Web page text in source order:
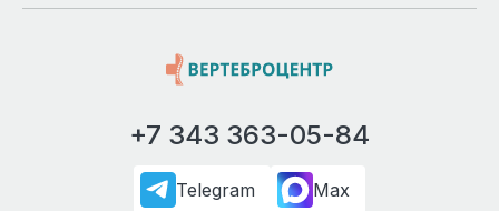
+7 343 363-05-84
Telegram Max